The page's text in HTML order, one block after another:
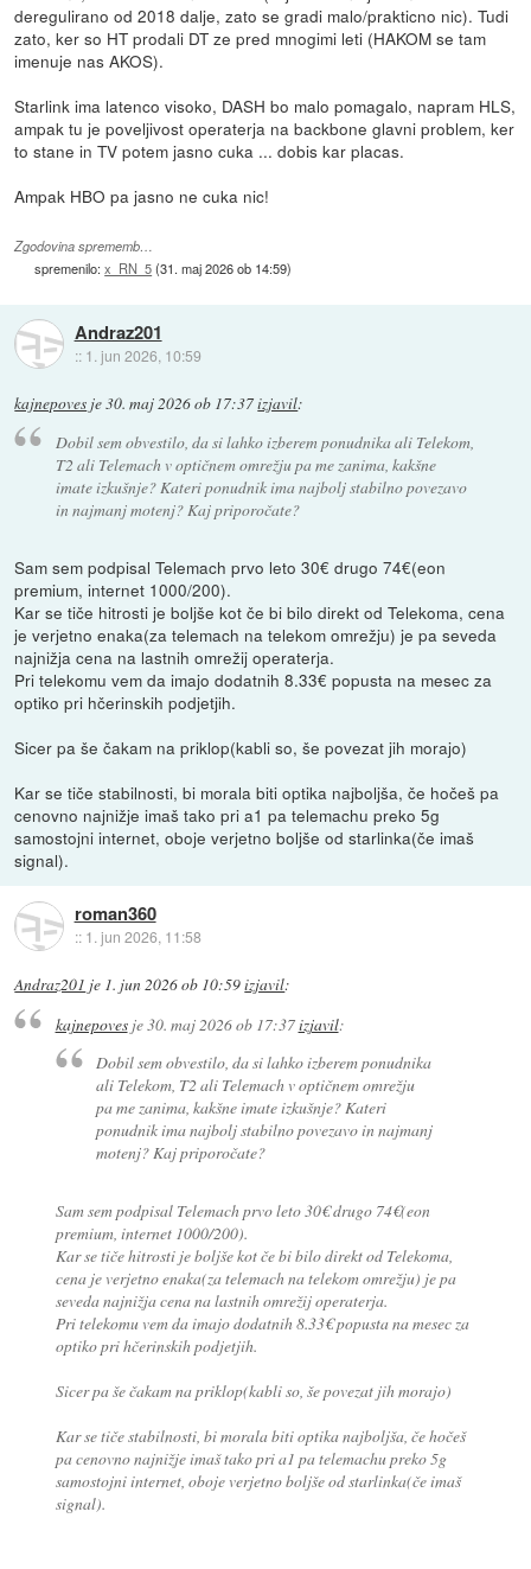
deregulirano od 2018 dalje, zato se gradi malo/prakticno nic). Tudi
zato, ker so HT prodali DT ze pred mnogimi leti (HAKOM se tam
imenuje nas AKOS).
Starlink ima latenco visoko, DASH bo malo pomagalo, napram HLS,
ampak tu je poveljivost operaterja na backbone glavni problem, ker
to stane in TV potem jasno cuka ... dobis kar placas.
Ampak HBO pa jasno ne cuka nic!
Zgodovina sprememb…
spremenilo:x_RN_5(31. maj 2026 ob 14:59)
Andraz201
:: 1. jun 2026, 10:59
kajnepoves je30. maj 2026 ob 17:37izjavil:
Dobil sem obvestilo, da si lahko izberem ponudnika ali Telekom,
T2 ali Telemach v optičnem omrežju pa me zanima, kakšne
imate izkušnje? Kateri ponudnik ima najbolj stabilno povezavo
in najmanj motenj? Kaj priporočate?
Sam sem podpisal Telemach prvo leto 30€ drugo 74€(eon
premium, internet 1000/200).
Kar se tiče hitrosti je boljše kot če bi bilo direkt od Telekoma, cena
je verjetno enaka(za telemach na telekom omrežju) je pa seveda
najnižja cena na lastnih omrežij operaterja.
Pri telekomu vem da imajo dodatnih 8.33€ popusta na mesec za
optiko pri hčerinskih podjetjih.
Sicer pa še čakam na priklop(kabli so, še povezat jih morajo)
Kar se tiče stabilnosti, bi morala biti optika najboljša, če hočeš pa
cenovno najnižje imaš tako pri a1 pa telemachu preko 5g
samostojni internet, oboje verjetno boljše od starlinka(če imaš
signal).
roman360
:: 1. jun 2026, 11:58
Andraz201 je 1. jun 2026 ob 10:59izjavil:
kajnepovesje30. maj 2026 ob 17:37izjavil:
Dobil sem obvestilo, da si lahko izberem ponudnika
ali Telekom, T2 ali Telemach v optičnem omrežju
pa me zanima, kakšne imate izkušnje? Kateri
ponudnik ima najbolj stabilno povezavo in najmanj
motenj? Kaj priporočate?
Sam sem podpisal Telemach prvo leto 30€ drugo 74€(eon
premium, internet 1000/200).
Kar se tiče hitrosti je boljše kot če bi bilo direkt od Telekoma,
cena je verjetno enaka(za telemach na telekom omrežju) je pa
seveda najnižja cena na lastnih omrežij operaterja.
Pri telekomu vem da imajo dodatnih 8.33€ popusta na mesec za
optiko pri hčerinskih podjetjih.
Sicer pa še čakam na priklop(kabli so, še povezat jih morajo)
Kar se tiče stabilnosti, bi morala biti optika najboljša, če hočeš
pa cenovno najnižje imaš tako pri a1 pa telemachu preko 5g
samostojni internet, oboje verjetno boljše od starlinka(če imaš
signal).